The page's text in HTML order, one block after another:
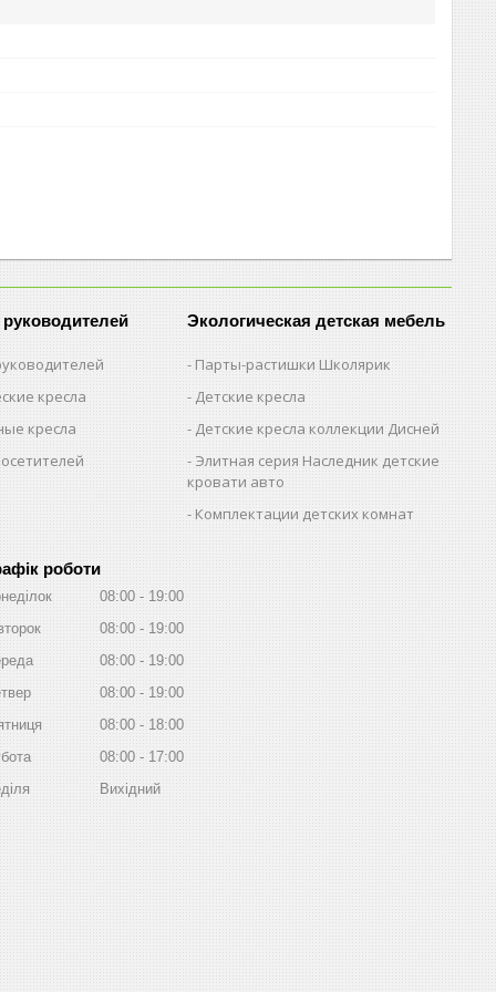
кресла
кресла
Экологическая детская мебель
Парты-растишки Школярик
Детские кресла
Детские кресла коллекции Дисней
Элитная серия Наследник детские
кровати авто
Комплектации детских комнат
роботи
08:00
19:00
08:00
19:00
08:00
19:00
08:00
19:00
08:00
18:00
08:00
17:00
Вихідний